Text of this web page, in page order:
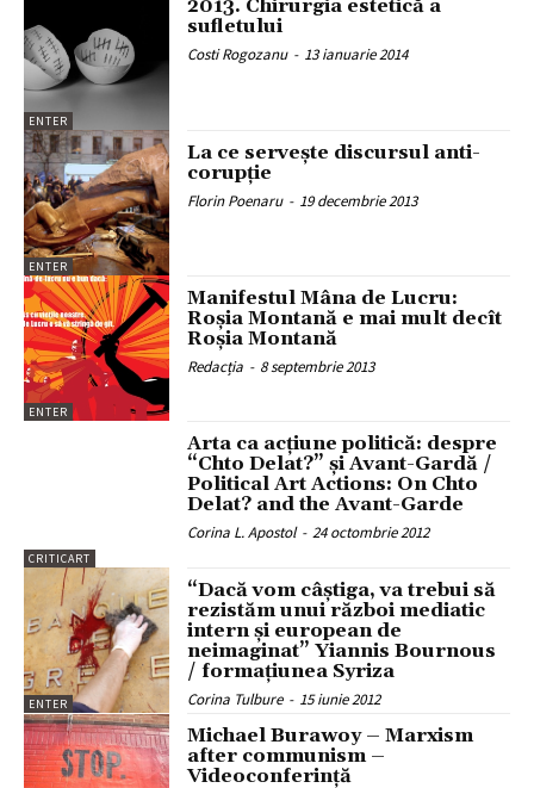
ENTER
2013. Chirurgia estetică a
sufletului
Costi Rogozanu - 13 ianuarie 2014
ENTER
La ce servește discursul anti-
corupție
Florin Poenaru - 19 decembrie 2013
ENTER
Manifestul Mâna de Lucru:
Roşia Montană e mai mult decît
Roşia Montană
Redacția - 8 septembrie 2013
CRITICART
Arta ca acţiune politică: despre
“Chto Delat?” şi Avant-Gardă /
Political Art Actions: On Chto
Delat? and the Avant-Garde
Corina L. Apostol - 24 octombrie 2012
ENTER
“Dacă vom câștiga, va trebui să
rezistăm unui război mediatic
intern și european de
neimaginat” Yiannis Bournous
/ formațiunea Syriza
Corina Tulbure - 15 iunie 2012
Michael Burawoy – Marxism
after communism –
Videoconferință